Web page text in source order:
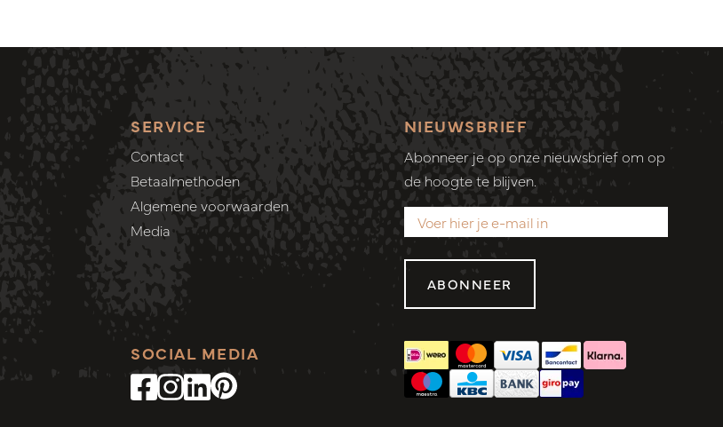
SERVICE
Contact
Betaalmethoden
Algemene voorwaarden
Media
SOCIAL MEDIA
NIEUWSBRIEF
Abonneer je op onze nieuwsbrief om op
de hoogte te blijven.
ABONNEER